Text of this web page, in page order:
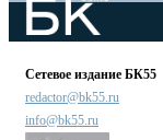
Сетевое издание БК55
redactor@bk55.ru
info@bk55.ru